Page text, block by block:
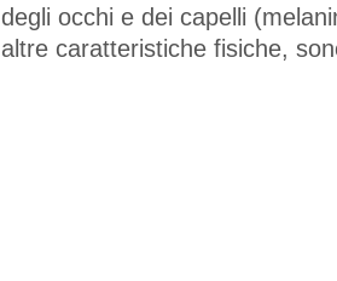
degli occhi e dei capelli
altre caratteristiche fisiche,